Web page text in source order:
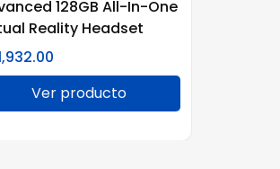
128GB All-In-One
Reality Headset
Ver producto